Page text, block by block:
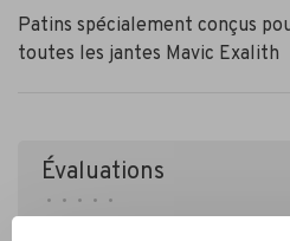
Patins spécialement conçus
toutes les jantes Mavic Exalith
Évaluations
• • • • •